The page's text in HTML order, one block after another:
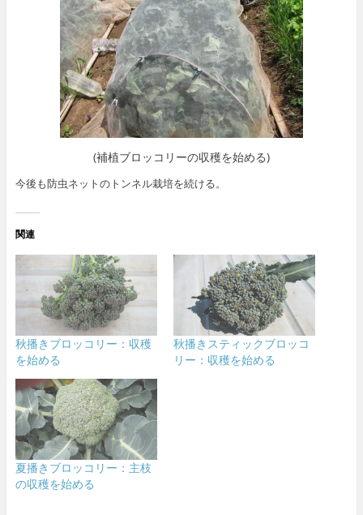
(補植ブロッコリーの収穫を始める)
今後も防虫ネットのトンネル栽培を続ける。
関連
秋播きブロッコリー：収穫
を始める
秋播きスティックブロッコ
リー：収穫を始める
夏播きブロッコリー：主枝
の収穫を始める